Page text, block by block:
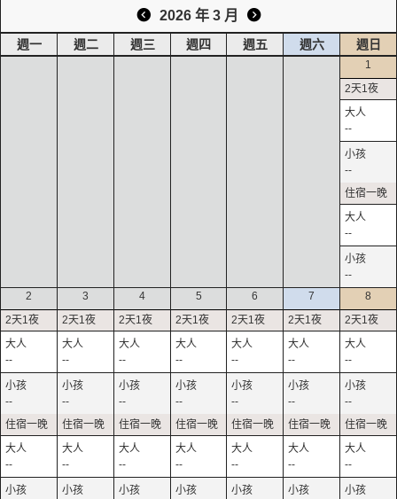
2026 年 3 月
週一 週二 週三 週四 週五 週六 週日
1
--
--
--
--
2
--
--
--
3
--
--
--
4
--
--
--
5
--
--
--
6
--
--
--
7
--
--
--
8
--
--
--